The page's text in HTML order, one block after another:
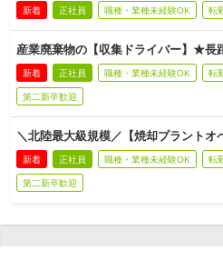
新着 正社員 職種・業種未経験OK 転
産業廃棄物の【収集ドライバー】★長
新着 正社員 職種・業種未経験OK 転
第二新卒歓迎
＼北陸最大級規模／【焼却プラントオ
新着 正社員 職種・業種未経験OK 転
第二新卒歓迎